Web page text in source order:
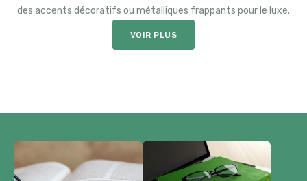
des accents décoratifs ou métalliques frappants pour le luxe.
VOIR PLUS